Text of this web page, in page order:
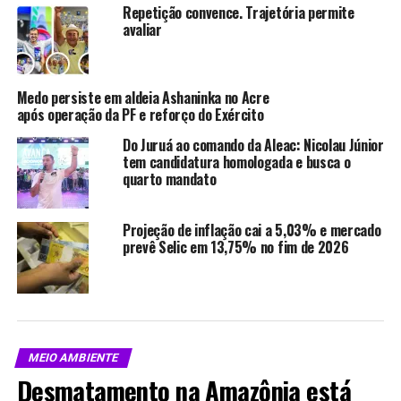
metas de preservação. Andrea destacou que repetir os
índices de 2024 pode comprometer receitas vinculadas
à proteção ambiental, além de deteriorar o ambiente de
negócios.
No âmbito estadual, o Pará apresentou o programa
“Pará Sem Fogo” como resposta ao avanço das
queimadas. De acordo com Renata Nobre, secretária
adjunta da Secretaria de Meio Ambiente e
Sustentabilidade (Semas-PA), a estratégia visa fortalecer
a prevenção e proteger os esforços em programas como
o REDD. “Como restaurar áreas degradadas se o fogo
avança sem controle?”, questionou.
A ação no Pará mapeou 22 áreas prioritárias e promoveu
possibilitando respostas mais rápidas das brigadas de
incêndio. Segundo Renata, a meta agora é investir em
Repetição convence. Trajetória permite
avaliar
Medo persiste em aldeia Ashaninka no Acre
após operação da PF e reforço do Exército
Do Juruá ao comando da Aleac: Nicolau Júnior
tem candidatura homologada e busca o
quarto mandato
Projeção de inflação cai a 5,03% e mercado
prevê Selic em 13,75% no fim de 2026
MEIO AMBIENTE
Desmatamento na Amazônia está